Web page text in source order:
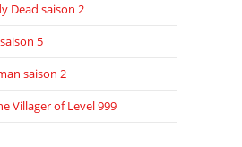
Dead saison 2
5
saison 2
Villager of Level 999